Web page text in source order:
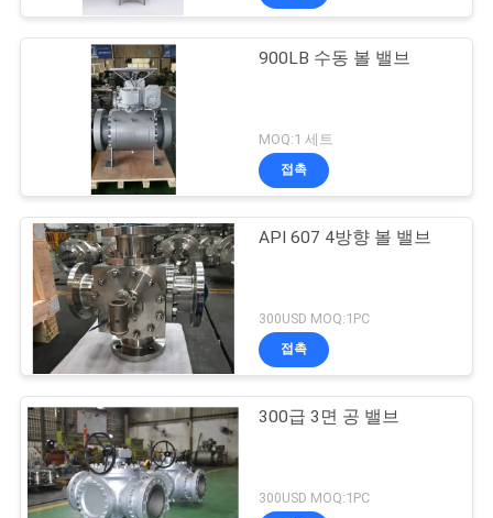
900LB 수동 볼 밸브
MOQ:1 세트
접촉
API 607 4방향 볼 밸브
300USD MOQ:1PC
접촉
300급 3면 공 밸브
300USD MOQ:1PC